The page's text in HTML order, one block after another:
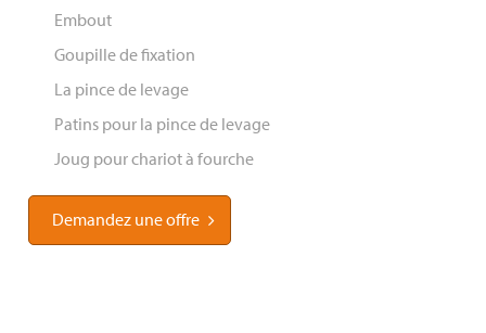
Embout
Goupille de fixation
La pince de levage
Patins pour la pince de levage
Joug pour chariot à fourche
Demandez une offre